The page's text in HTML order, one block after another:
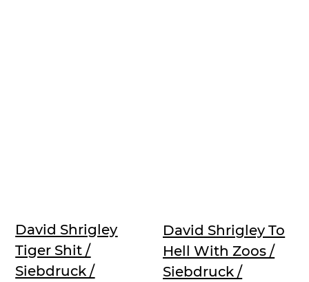
David Shrigley
Tiger Shit /
Siebdruck /
David Shrigley To
Hell With Zoos /
Siebdruck /